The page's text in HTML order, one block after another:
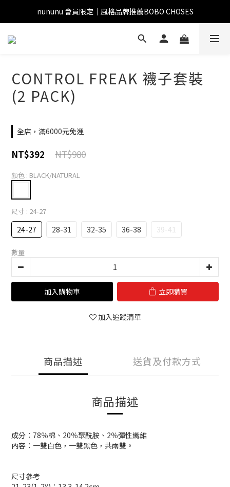
nununu 會員限定｜風格品牌推薦BOBO CHOSES
CONTROL FREAK 襪子套裝
(2 PACK)
全店，滿6000元免運
NT$980
NT$392
顏色 : BLACK/NATURAL
尺寸 : 24-27
24-27 28-31 32-35 36-38 39-41
數量
加入購物車 立即購買
加入追蹤清單
商品描述 送貨及付款方式
商品描述
成分：78％棉、20％聚酰胺、2％彈性纖維
內容：一雙白色，一雙黑色，共兩雙。
尺寸參考